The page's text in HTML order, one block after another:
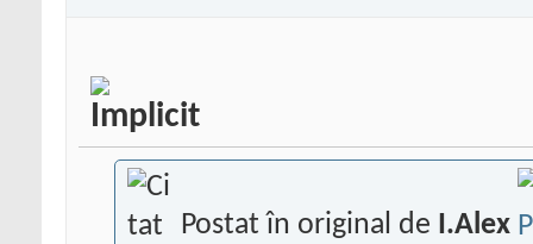
Postat în original de I.Alex